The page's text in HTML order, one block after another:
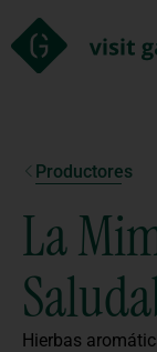
Productores
La
Hierbas